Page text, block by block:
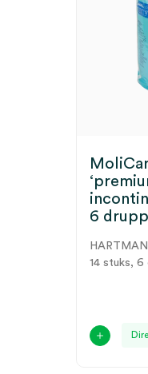
6
14 stuks, 6